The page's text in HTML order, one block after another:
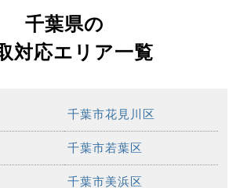
千葉県の
対応エリア一覧
千葉市花見川区
千葉市若葉区
千葉市美浜区